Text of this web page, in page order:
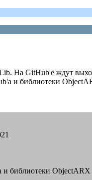
На GitHub'e ждут
и библиотеки
и библиотеки